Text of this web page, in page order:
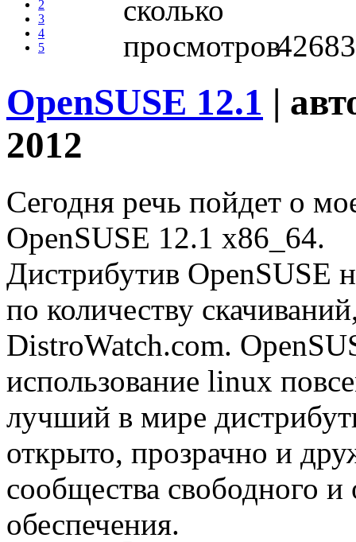
2
3
4
5
42683
OpenSUSE 12.1 |
2012
Сегодня речь пойдет о
OpenSUSE 12.1 x86_64.
Дистрибутив OpenSUSE
по количеству
DistroWatch.com.
использование linux
лучший в мире
открыто, прозрачно и
сообщества свободного
обеспечения.